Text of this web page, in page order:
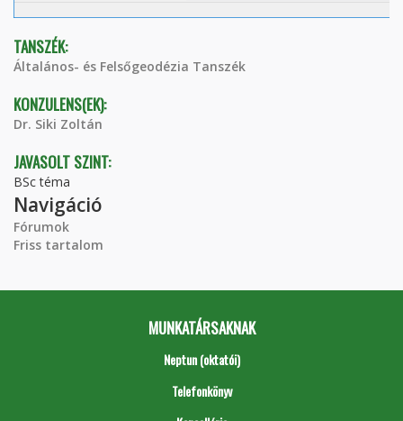
TANSZÉK:
Általános- és Felsőgeodézia Tanszék
KONZULENS(EK):
Dr. Siki Zoltán
JAVASOLT SZINT:
BSc téma
Navigáció
Fórumok
Friss tartalom
MUNKATÁRSAKNAK
Neptun (oktatói)
Telefonkönyv